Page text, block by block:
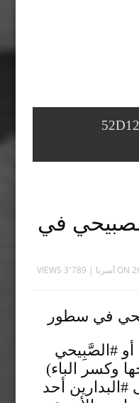
في
أسرنا
| 3٬789 VIEWS
في سطور
⁧‫#الصَّبِيحي‬⁩
وكسر الباء)
أحد